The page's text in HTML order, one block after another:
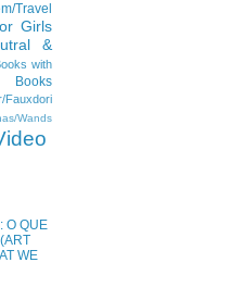
Travel
Girls
&
with
Fauxdori
Wands
O QUE
WE